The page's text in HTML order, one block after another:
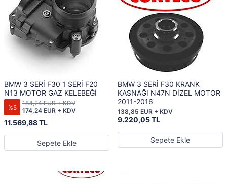
BMW 3 SERİ F30 1 SERİ F20
N13 MOTOR GAZ KELEBEĞİ
%5
11.569,88 TL
174,24 EUR + KDV
184,24 EUR + KDV
Sepete Ekle
BMW 3 SERİ F30 KRANK
KASNAĞI N47N DİZEL MOTOR
2011-2016
9.220,05 TL
138,85 EUR + KDV
Sepete Ekle